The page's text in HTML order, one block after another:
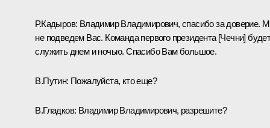
Р.Кадыров: Владимир Владимирович, спасибо за доверие.
не подведем Вас. Команда первого президента [Чечни]
служить днем и ночью. Спасибо Вам большое.
В.Путин: Пожалуйста, кто еще?
В.Гладков: Владимир Владимирович, разрешите?